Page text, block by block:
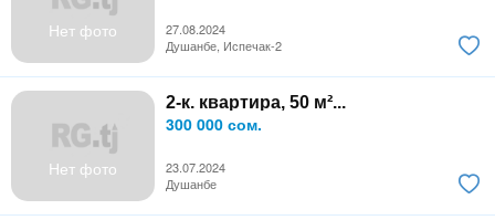
Нет фото
27.08.2024
Душанбе, Испечак-2
Нет фото
2-к. квартира, 50 м²...
300 000 сом.
23.07.2024
Душанбе